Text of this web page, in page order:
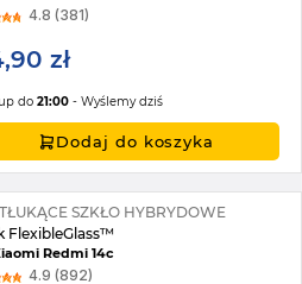
4.8 (381)
zł
do21:00 - Wyślemy dziś
Dodaj do koszyka
SZKŁO HYBRYDOWE
FlexibleGlass™
Redmi 14c
4.9 (892)